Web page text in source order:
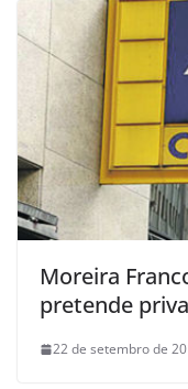
Moreira
pretende
22 de setembro de